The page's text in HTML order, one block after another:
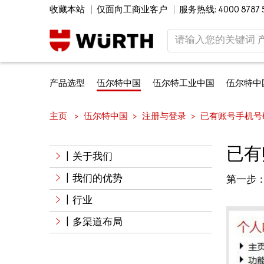
收藏本站 仅面向工商业客户 服务热线: 4000 8787
产品选型 伍尔特中国 伍尔特工业中国 伍尔特中
主页 伍尔特中国 注册与登录 已有账号手机
| 关于我们
| 我们的优势
| 行业
| 多渠道布局
已
第一步